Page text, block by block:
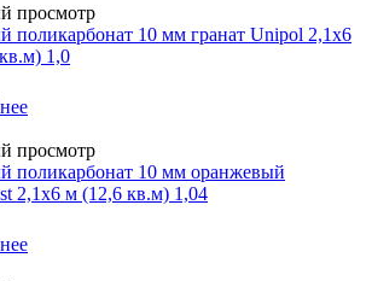
просмотр
поликарбонат 10 мм гранат Unipol 2,1х6
1,0
просмотр
поликарбонат 10 мм оранжевый
2,1х6 м (12,6 кв.м) 1,04